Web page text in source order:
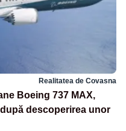
Realitatea de Covasna
Boeing 737 MAX,
descoperirea unor